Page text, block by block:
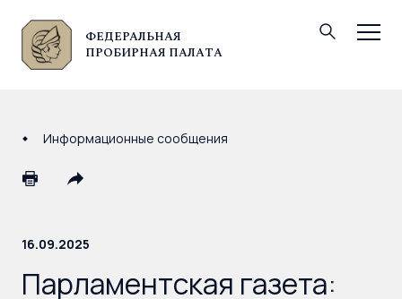
ФЕДЕРАЛЬНАЯ
ПРОБИРНАЯ ПАЛАТА
© Федеральная пробирная палата, 2026
Информационные сообщения
16.09.2025
Парламентская газета: